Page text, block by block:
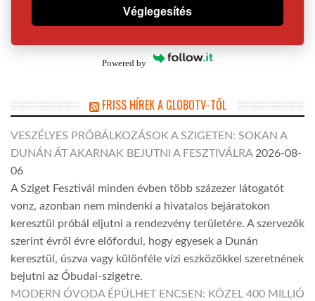
Véglegesítés
Powered by
FRISS HÍREK A GLOBOTV-TŐL
VESZÉLYES PRÓBÁLKOZÁSOK A SZIGETEN: SOKAN A
DUNÁN ÁT AKARNAK BEJUTNI A FESZTIVÁLRA 2026-08-
06
A Sziget Fesztivál minden évben több százezer látogatót
vonz, azonban nem mindenki a hivatalos bejáratokon
keresztül próbál eljutni a rendezvény területére. A szervezők
szerint évről évre előfordul, hogy egyesek a Dunán
keresztül, úszva vagy különféle vízi eszközökkel szeretnének
bejutni az Óbudai-szigetre.
MODERN ÓVODA ÉPÜLHET ENCSEN: KÖZEL 400 MILLIÓ